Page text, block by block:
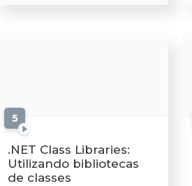
5
.NET Class Libraries:
Utilizando bibliotecas
de classes